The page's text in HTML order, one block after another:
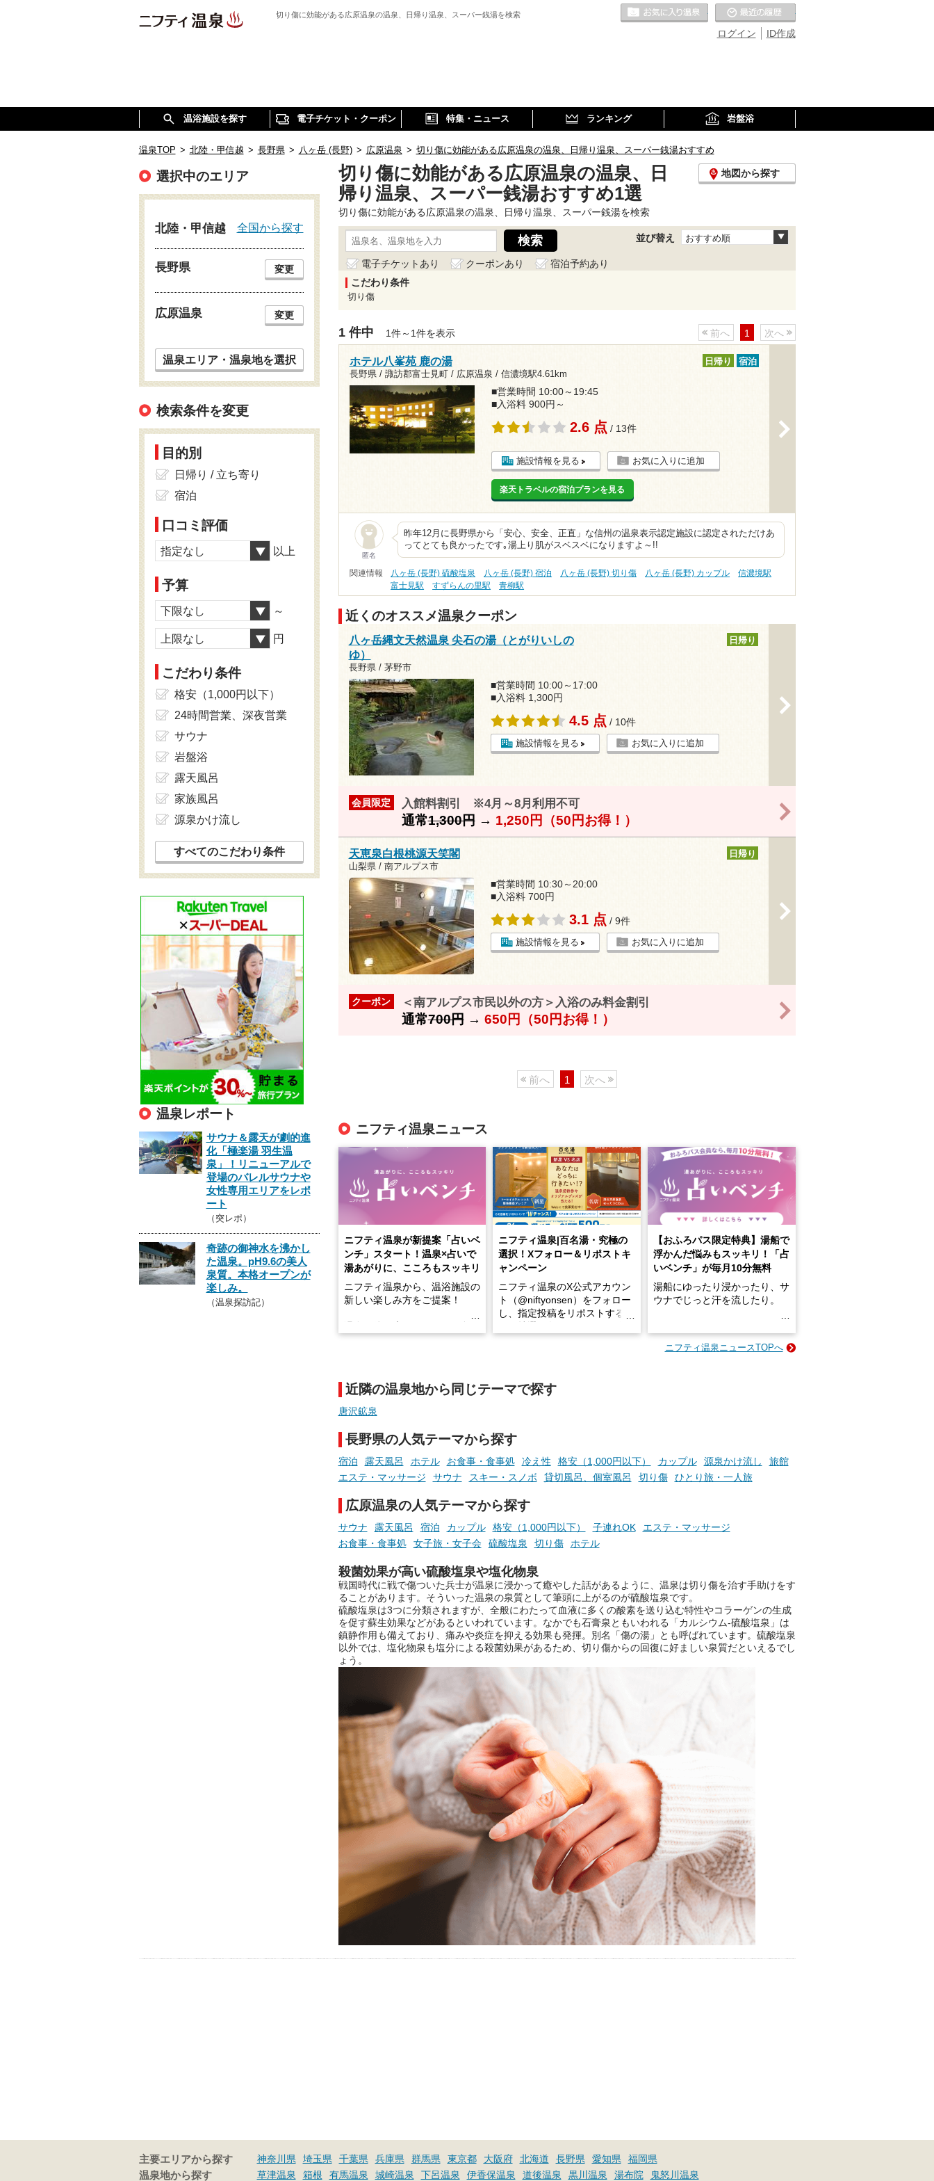
切り傷に効能がある広原温泉の温泉、日帰り温泉、スーパー銭湯を検索
ID作成
ログイン
お気に入りの温泉
温浴施設を探す 電子チケット・クーポン 特集・ニュース ランキング 岩盤浴
温泉TOP > 北陸・甲信越 > 長野県 > 八ヶ岳 (長野) > 広原温泉 > 切り傷に効能がある広原温泉の温泉、日帰り温泉、スーパー銭湯おすすめ
切り傷に効能がある広原温泉の温泉、日
帰り温泉、スーパー銭湯おすすめ1選
地図から探す
切り傷に効能がある広原温泉の温泉、日帰り温泉、スーパー銭湯を検索
並び替え おすすめ順
電子チケットあり クーポンあり
宿泊予約あり
こだわり条件
切り傷
1 件中 1件～1件を表示 前へ 1 次へ
ホテル八峯苑 鹿の湯
長野県 / 諏訪郡富士見町 / 広原温泉 / 信濃境駅4.61km
日帰り 宿泊
■営業時間 10:00～19:45
■入浴料 900円～
2.6 点 / 13件
施設情報を見る お気に入りに追加
楽天トラベルの宿泊プランを見る
匿名
昨年12月に長野県から「安心、安全、正直」な信州の温泉表示認定施設に認定されただけあ
ってとても良かったです｡湯上り肌がスベスベになりますよ～!!
関連情報 八ヶ岳 (長野) 硫酸塩泉 八ヶ岳 (長野) 宿泊 八ヶ岳 (長野) 切り傷 八ヶ岳 (長野) カップル
信濃境駅
富士見駅
すずらんの里駅 青柳駅
近くのオススメ温泉クーポン
八ヶ岳縄文天然温泉 尖石の湯（とがりいしの
ゆ）
長野県 / 茅野市
日帰り
■営業時間 10:00～17:00
■入浴料 1,300円
4.5 点 / 10件
施設情報を見る お気に入りに追加
会員限定 入館料割引 ※4月～8月利用不可
通常1,300円→ 1,250円（50円お得！）
天恵泉白根桃源天笑閣
山梨県 / 南アルプス市
日帰り
■営業時間 10:30～20:00
■入浴料 700円
3.1 点 / 9件
施設情報を見る お気に入りに追加
クーポン ＜南アルプス市民以外の方＞入浴のみ料金割引
通常700円→ 650円（50円お得！）
前へ 1 次へ
ニフティ温泉ニュース
ニフティ温泉が新提案「占いベ
ンチ」スタート！温泉×占いで
湯あがりに、こころもスッキリ
ニフティ温泉から、温浴施設の
新しい楽しみ方をご提案！
手相やタロットなど気軽に楽し
める占いで、“ととのう”おふろ
時間を、もっと特別に。
ニフティ温泉|百名湯・究極の
選択！Xフォロー＆リポストキ
ャンペーン
ニフティ温泉のX公式アカウン
ト（@niftyonsen）をフォロー
し、指定投稿をリポストする
【おふろパス限定特典】湯船で
浮かんだ悩みもスッキリ！「占
いベンチ」が毎月10分無料
湯船にゆったり浸かったり、サ
ウナでじっと汗を流したり。
そんな「一人でぼんやり過ごす
お風呂でリラックスしているか
らこそ向き合える、大切な自分
の本音。
りの温まった心のまま相談でき
ニフティ温泉の「占いベンチ」
は、そんなあなたの心のつぶや
きをプロの占い師に相談するこ
とができるサービスです。
い師さんとお話しして、心もほ
ぐしてみませんか？
ニフティ温泉ニュースTOPへ
近隣の温泉地から同じテーマで探す
唐沢鉱泉
長野県の人気テーマから探す
宿泊 露天風呂 ホテル お食事・食事処 冷え性 格安（1,000円以下） カップル 源泉かけ流し
旅館
エステ・マッサージ
サウナ スキー・スノボ 貸切風呂、個室風呂 切り傷 ひとり旅・一人旅
広原温泉の人気テーマから探す
サウナ 露天風呂 宿泊 カップル 格安（1,000円以下） 子連れOK
エステ・マッサージ
お食事・食事処
女子旅・女子会 硫酸塩泉 切り傷 ホテル
殺菌効果が高い硫酸塩泉や塩化物泉
戦国時代に戦で傷ついた兵士が温泉に浸かって癒やした話があるように、温泉は切り傷を治す手助けをす
ることがあります。そういった温泉の泉質として筆頭に上がるのが硫酸塩泉です。
硫酸塩泉は3つに分類されますが、全般にわたって血液に多くの酸素を送り込む特性やコラーゲンの生成
を促す蘇生効果などがあるといわれています。なかでも石膏泉ともいわれる「カルシウム-硫酸塩泉」は
鎮静作用も備えており、痛みや炎症を抑える効果も発揮。別名「傷の湯」とも呼ばれています。硫酸塩泉
以外では、塩化物泉も塩分による殺菌効果があるため、切り傷からの回復に好ましい泉質だといえるでし
ょう。
選択中のエリア
北陸・甲信越 全国から探す
長野県 変更
広原温泉 変更
温泉エリア・温泉地を選択
検索条件を変更
目的別
日帰り / 立ち寄り
宿泊
口コミ評価
指定なし 以上
予算
下限なし ～
上限なし 円
こだわり条件
格安（1,000円以下）
24時間営業、深夜営業
サウナ
岩盤浴
露天風呂
家族風呂
源泉かけ流し
すべてのこだわり条件
温泉レポート
サウナ＆露天が劇的進
化「極楽湯 羽生温
泉」！リニューアルで
登場のバレルサウナや
女性専用エリアをレポ
ート
（突レポ）
奇跡の御神水を沸かし
た温泉。pH9.6の美人
泉質。本格オープンが
楽しみ。
（温泉探訪記）
主要エリアから探す 神奈川県 埼玉県 千葉県 兵庫県 群馬県 東京都 大阪府 北海道 長野県 愛知県
福岡県
温泉地から探す
草津温泉 箱根 有馬温泉 城崎温泉 下呂温泉 伊香保温泉 道後温泉 黒川温泉 湯布院 鬼怒川温泉